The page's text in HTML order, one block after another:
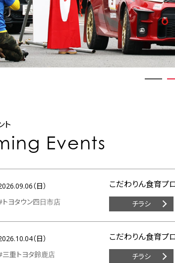
ト
Events
（日）
トヨタウン四日市店
こだわりん食育プ
チラシ
（日）
三重トヨタ鈴鹿店
こだわりん食育プ
チラシ